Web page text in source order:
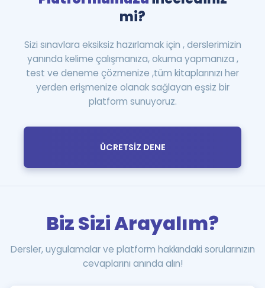
mi?
Sizi sınavlara eksiksiz hazırlamak için , derslerimizin
yanında kelime çalışmanıza, okuma yapmanıza ,
test ve deneme çözmenize ,tüm kitaplarınızı her
yerden erişmenize olanak sağlayan eşsiz bir
platform sunuyoruz.
ÜCRETSİZ DENE
Biz Sizi Arayalım?
Dersler, uygulamalar ve platform hakkındaki sorularınızın
cevaplarını anında alın!